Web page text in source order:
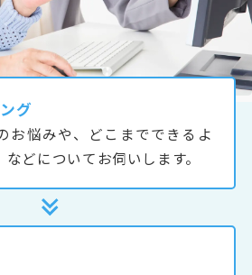
グ
お悩みや、どこまでできるよ
どについてお伺いします。